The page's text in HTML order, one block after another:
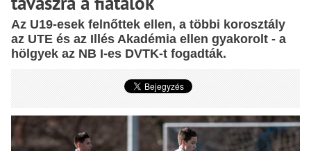
Az U19-esek felnőttek ellen, a többi korosztály
az UTE és az Illés Akadémia ellen gyakorolt - a
hölgyek az NB I-es DVTK-t fogadták.